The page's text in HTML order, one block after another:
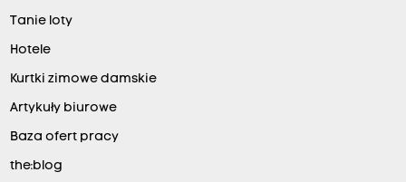
Tanie loty
Hotele
Kurtki zimowe damskie
Artykuły biurowe
Baza ofert pracy
the:blog